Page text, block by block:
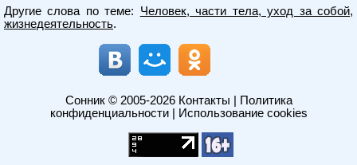
Другие слова по теме: Человек, части тела, уход за собой,
жизнедеятельность.
Сонник© 2005-2026 Контакты
Политика
конфиденциальности| Использование cookies